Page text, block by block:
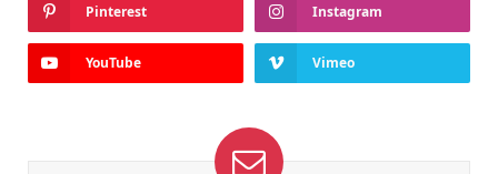
Pinterest Instagram
YouTube Vimeo